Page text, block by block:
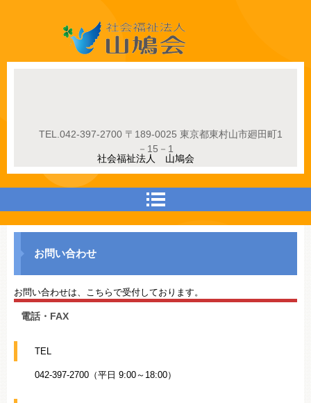
社会福祉法人山鳩会
社会福祉法人 山鳩会
TEL. 042-397-2700 〒189-0025 東京都東村山市廻田町1
－15－1
お問い合わせ
お問い合わせは、こちらで受付しております。
電話・FAX
TEL
042-397-2700（平日 9:00～18:00）